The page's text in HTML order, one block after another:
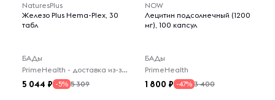
NaturesPlus
Железо Plus Hema-Plex, 30
табл
БАДы
PrimeHealth - доставка из-за рубежа
5 044 -5% 5 309
NOW
Лецитин подсолнечный (1200
мг), 100 капсул
БАДы
PrimeHealth
1 800 -47% 3 400